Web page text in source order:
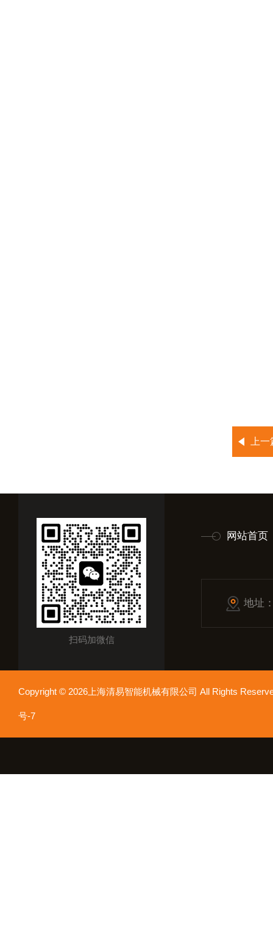
上
扫码加微信
网站首页
地址
Copyright © 2026上海清易智能机械有限公司 All Rights
号-7